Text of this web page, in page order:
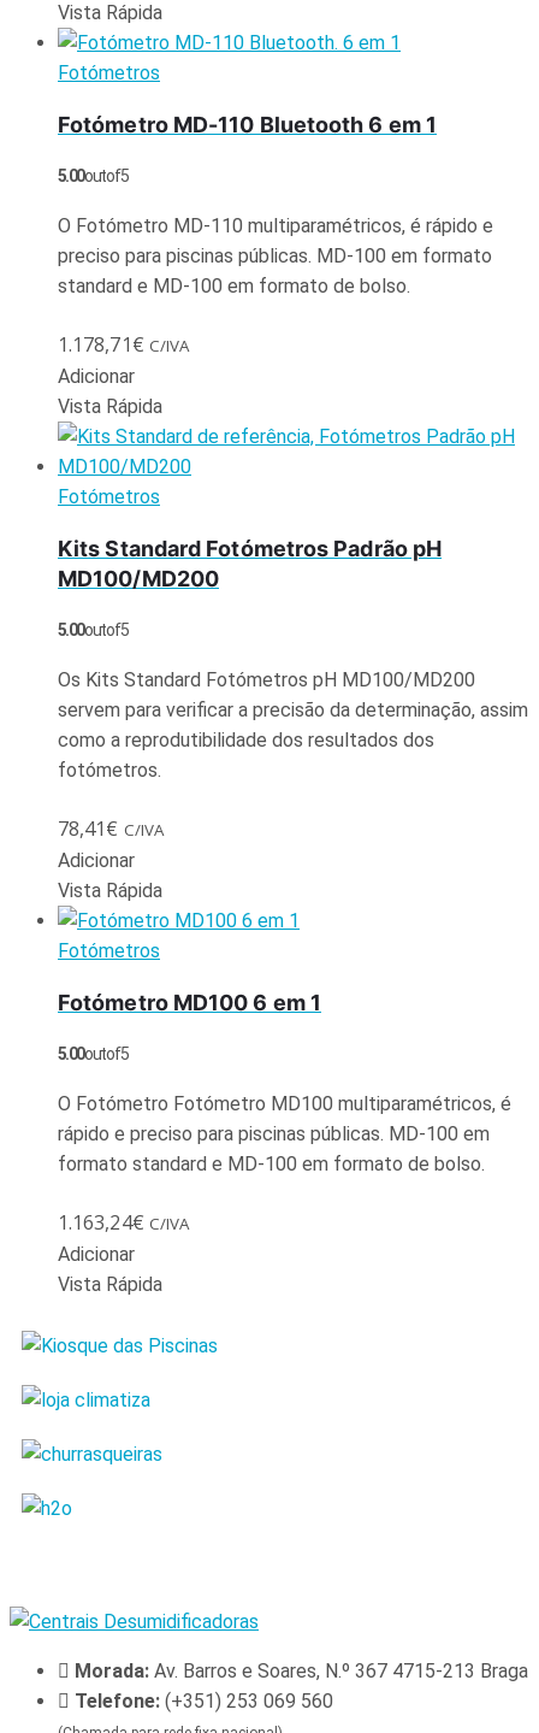
Vista Rápida
Fotómetros
Fotómetro MD-110 Bluetooth 6 em 1
5.00out of 5
O Fotómetro MD-110 multiparamétricos, é rápido e
preciso para piscinas públicas. MD-100 em formato
standard e MD-100 em formato de bolso.
1.178,71€ C/IVA
Adicionar
Vista Rápida
Fotómetros
Kits Standard Fotómetros Padrão pH
MD100/MD200
5.00out of 5
Os Kits Standard Fotómetros pH MD100/MD200
servem para verificar a precisão da determinação, assim
como a reprodutibilidade dos resultados dos
fotómetros.
78,41€ C/IVA
Adicionar
Vista Rápida
Fotómetros
Fotómetro MD100 6 em 1
5.00out of 5
O Fotómetro Fotómetro MD100 multiparamétricos, é
rápido e preciso para piscinas públicas. MD-100 em
formato standard e MD-100 em formato de bolso.
1.163,24€ C/IVA
Adicionar
Vista Rápida
Morada: Av. Barros e Soares, N.º 367 4715-213 Braga
Telefone: (+351) 253 069 560